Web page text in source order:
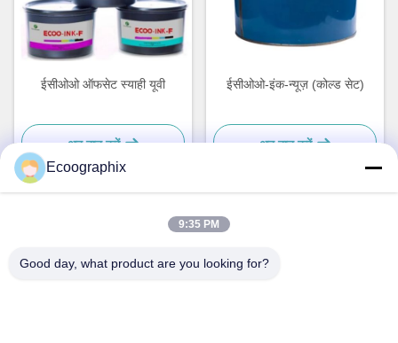
ईसीओओ ऑफसेट स्याही यूवी
अब बात करें
ईसीओओ-इंक-न्यूज़ (कोल्ड सेट)
अब बात करें
Ecoographix
9:35 PM
Good day, what product are you looking for?